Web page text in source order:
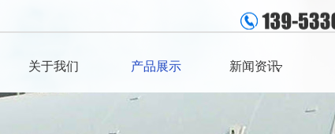
关于我们 产品展示 新闻资讯